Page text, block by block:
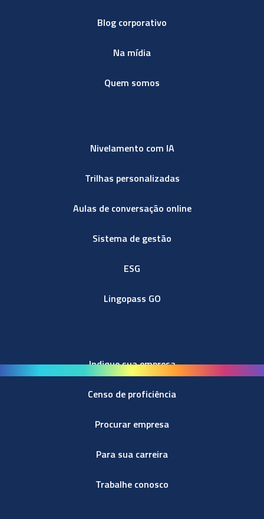
Blog corporativo
Na mídia
Quem somos
Nivelamento com IA
Trilhas personalizadas
Aulas de conversação online
Sistema de gestão
ESG
Lingopass GO
Indique sua empresa
Censo de proficiência
Procurar empresa
Para sua carreira
Trabalhe conosco